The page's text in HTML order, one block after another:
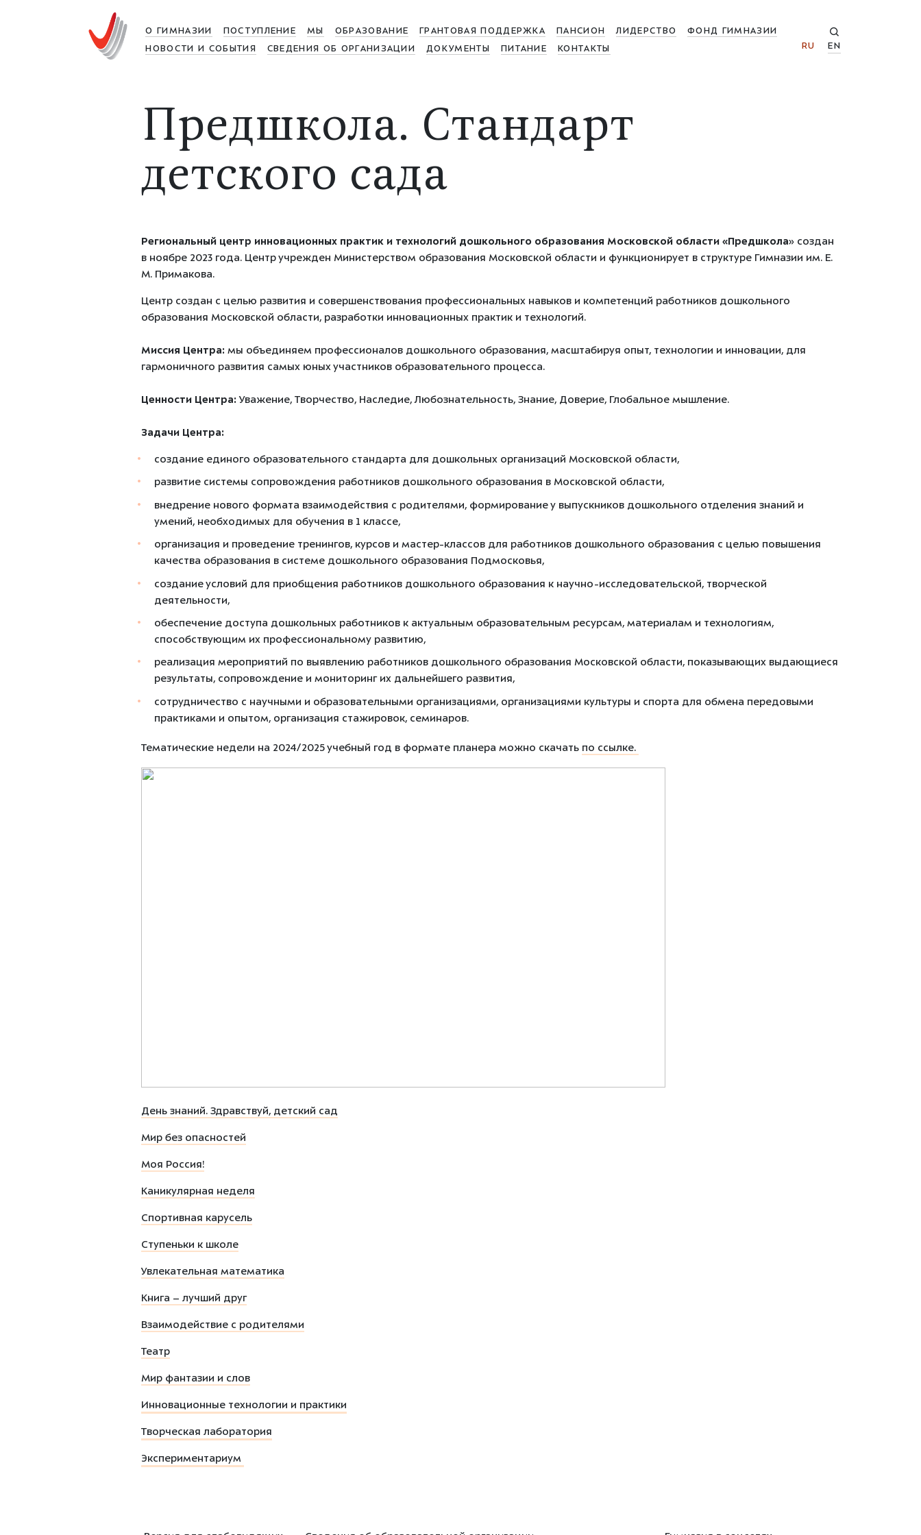
О ГИМНАЗИИ ПОСТУПЛЕНИЕ МЫ ОБРАЗОВАНИЕ ГРАНТОВАЯ ПОДДЕРЖКА ПАНСИОН ЛИДЕРСТВО
ФОНД ГИМНАЗИИ
НОВОСТИ И СОБЫТИЯ
СВЕДЕНИЯ ОБ ОРГАНИЗАЦИИ ДОКУМЕНТЫ ПИТАНИЕ КОНТАКТЫ RU EN
Предшкола. Стандарт
детского сада
Региональный центр инновационных практик и технологий дошкольного образования Московской области «Предшкола» создан
в ноябре 2023 года. Центр учрежден Министерством образования Московской области и функционирует в структуре Гимназии им. Е.
М. Примакова.
Центр создан с целью развития и совершенствования профессиональных навыков и компетенций работников дошкольного
образования Московской области, разработки инновационных практик и технологий.
Миссия Центра: мы объединяем профессионалов дошкольного образования, масштабируя опыт, технологии и инновации, для
гармоничного развития самых юных участников образовательного процесса.
Ценности Центра: Уважение, Творчество, Наследие, Любознательность, Знание, Доверие, Глобальное мышление.
Задачи Центра:
создание единого образовательного стандарта для дошкольных организаций Московской области,
развитие системы сопровождения работников дошкольного образования в Московской области,
внедрение нового формата взаимодействия с родителями, формирование у выпускников дошкольного отделения знаний и
умений, необходимых для обучения в 1 классе,
организация и проведение тренингов, курсов и мастер-классов для работников дошкольного образования с целью повышения
качества образования в системе дошкольного образования Подмосковья,
создание условий для приобщения работников дошкольного образования к научно-исследовательской, творческой
деятельности,
обеспечение доступа дошкольных работников к актуальным образовательным ресурсам, материалам и технологиям,
способствующим их профессиональному развитию,
реализация мероприятий по выявлению работников дошкольного образования Московской области, показывающих выдающиеся
результаты, сопровождение и мониторинг их дальнейшего развития,
сотрудничество с научными и образовательными организациями, организациями культуры и спорта для обмена передовыми
практиками и опытом, организация стажировок, семинаров.
Тематические недели на 2024/2025 учебный год в формате планера можно скачать по ссылке.
День знаний. Здравствуй, детский сад
Мир без опасностей
Моя Россия!
Каникулярная неделя
Спортивная карусель
Ступеньки к школе
Увлекательная математика
Книга – лучший друг
Взаимодействие с родителями
Театр
Мир фантазии и слов
Инновационные технологии и практики
Творческая лаборатория
Экспериментариум